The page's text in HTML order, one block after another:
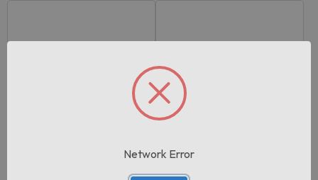
Network Error